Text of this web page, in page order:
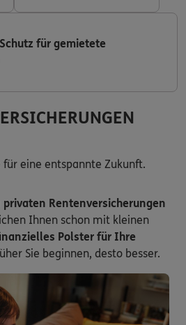
für gemietete
für eine entspannte Zukunft.
Rentenversicherungen
Ihnen schon mit kleinen
Polster für Ihre
Sie beginnen, desto besser.